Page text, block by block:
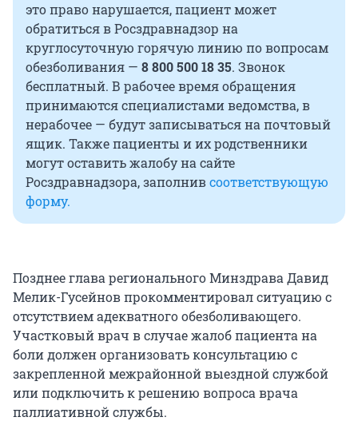
это право нарушается, пациент может
обратиться в Росздравнадзор на
круглосуточную горячую линию по вопросам
обезболивания — 8 800 500 18 35. Звонок
бесплатный. В рабочее время обращения
принимаются специалистами ведомства, в
нерабочее — будут записываться на почтовый
ящик. Также пациенты и их родственники
могут оставить жалобу на сайте
Росздравнадзора, заполнивсоответствующую
форму.
Позднее глава регионального Минздрава Давид
Мелик-Гусейнов прокомментировал ситуацию с
отсутствием адекватного обезболивающего.
Участковый врач в случае жалоб пациента на
боли должен организовать консультацию с
закрепленной межрайонной выездной службой
или подключить к решению вопроса врача
паллиативной службы.